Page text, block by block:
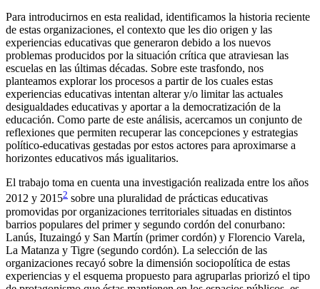
Para introducirnos en esta realidad, identificamos la historia reciente
de estas organizaciones, el contexto que les dio origen y las
experiencias educativas que generaron debido a los nuevos
problemas producidos por la situación crítica que atraviesan las
escuelas en las últimas décadas. Sobre este trasfondo, nos
planteamos explorar los procesos a partir de los cuales estas
experiencias educativas intentan alterar y/o limitar las actuales
desigualdades educativas y aportar a la democratización de la
educación. Como parte de este análisis, acercamos un conjunto de
reflexiones que permiten recuperar las concepciones y estrategias
político-educativas gestadas por estos actores para aproximarse a
horizontes educativos más igualitarios.
El trabajo toma en cuenta una investigación realizada entre los años
2012 y 20152 sobre una pluralidad de prácticas educativas
promovidas por organizaciones territoriales situadas en distintos
barrios populares del primer y segundo cordón del conurbano:
Lanús, Ituzaingó y San Martín (primer cordón) y Florencio Varela,
La Matanza y Tigre (segundo cordón). La selección de las
organizaciones recayó sobre la dimensión sociopolítica de estas
experiencias y el esquema propuesto para agruparlas priorizó el tipo